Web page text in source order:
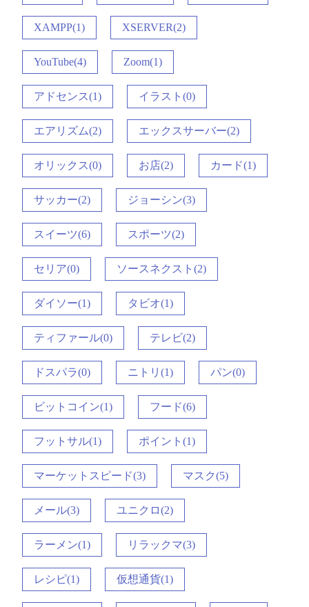
XAMPP(1) XSERVER(2)
YouTube(4) Zoom(1)
アドセンス(1) イラスト(0)
エアリズム(2) エックスサーバー(2)
オリックス(0) お店(2) カード(1)
サッカー(2) ジョーシン(3)
スイーツ(6) スポーツ(2)
セリア(0) ソースネクスト(2)
ダイソー(1) タビオ(1)
ティファール(0) テレビ(2)
ドスパラ(0) ニトリ(1) パン(0)
ビットコイン(1) フード(6)
フットサル(1) ポイント(1)
マーケットスピード(3) マスク(5)
メール(3) ユニクロ(2)
ラーメン(1) リラックマ(3)
レシピ(1) 仮想通貨(1)